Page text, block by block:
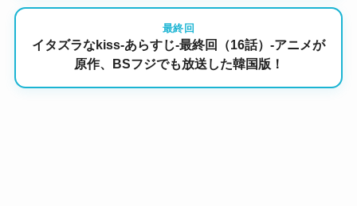
最終回
イタズラなkiss-あらすじ-最終回（16話）-アニメが
原作、BSフジでも放送した韓国版！